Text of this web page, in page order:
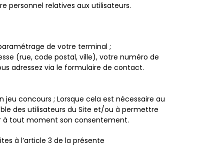
personnel relatives aux utilisateurs.
de votre terminal ;
(rue, code postal, ville), votre numéro de
adressez via le formulaire de contact.
concours ; Lorsque cela est nécessaire au
des utilisateurs du Site et/ou à permettre
à tout moment son consentement.
à l’article 3 de la présente